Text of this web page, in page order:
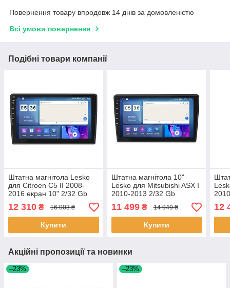
Повернення товару впродовж 14 днів за домовленістю
Всі умови повернення
Подібні товари компанії
Штатна магнітола Lesko
для Citroen C5 II 2008-
2016 екран 10" 2/32 Gb
Prime 5 шт.
12 310 ₴ 16 003 ₴
Купити
Штатна магнітола 10"
Lesko для Mitsubishi ASX I
2010-2013 2/32 Gb
Prime 8 ядер Міттруб 4 шт.
11 499₴ 14 949 ₴
Купити
12
Акційні пропозиції та новинки
–23% –23%